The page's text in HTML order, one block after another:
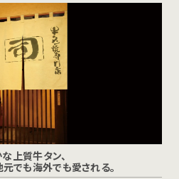
上質牛タン、
でも海外でも愛される。